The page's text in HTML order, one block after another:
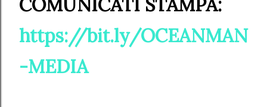
https://bit.ly/OCEANMAN
-MEDIA